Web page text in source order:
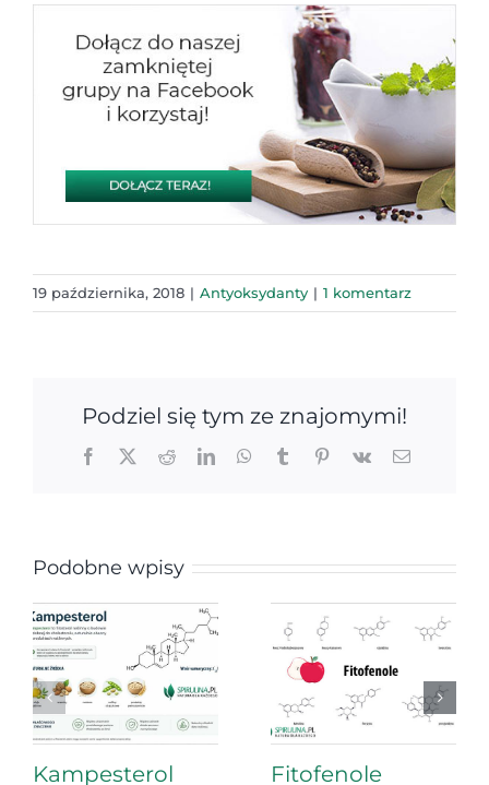
19 października, 2018 | Antyoksydanty | 1 komentarz
Podziel się tym ze znajomymi!
Facebook
X RedditLinkedInWhatsApp
TumblrPinterest
Vk Email
Podobne wpisy
Kampesterol Fitofenole